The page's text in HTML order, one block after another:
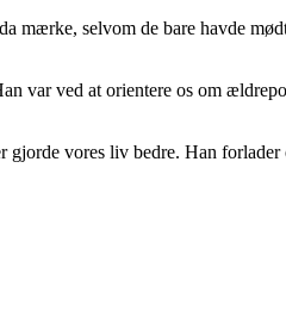
mærke, selvom de bare havde
var ved at orientere os om
vores liv bedre. Han